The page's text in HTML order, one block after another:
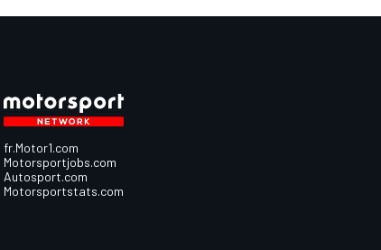
fr.Motor1.com
Motorsportjobs.com
Autosport.com
Motorsportstats.com